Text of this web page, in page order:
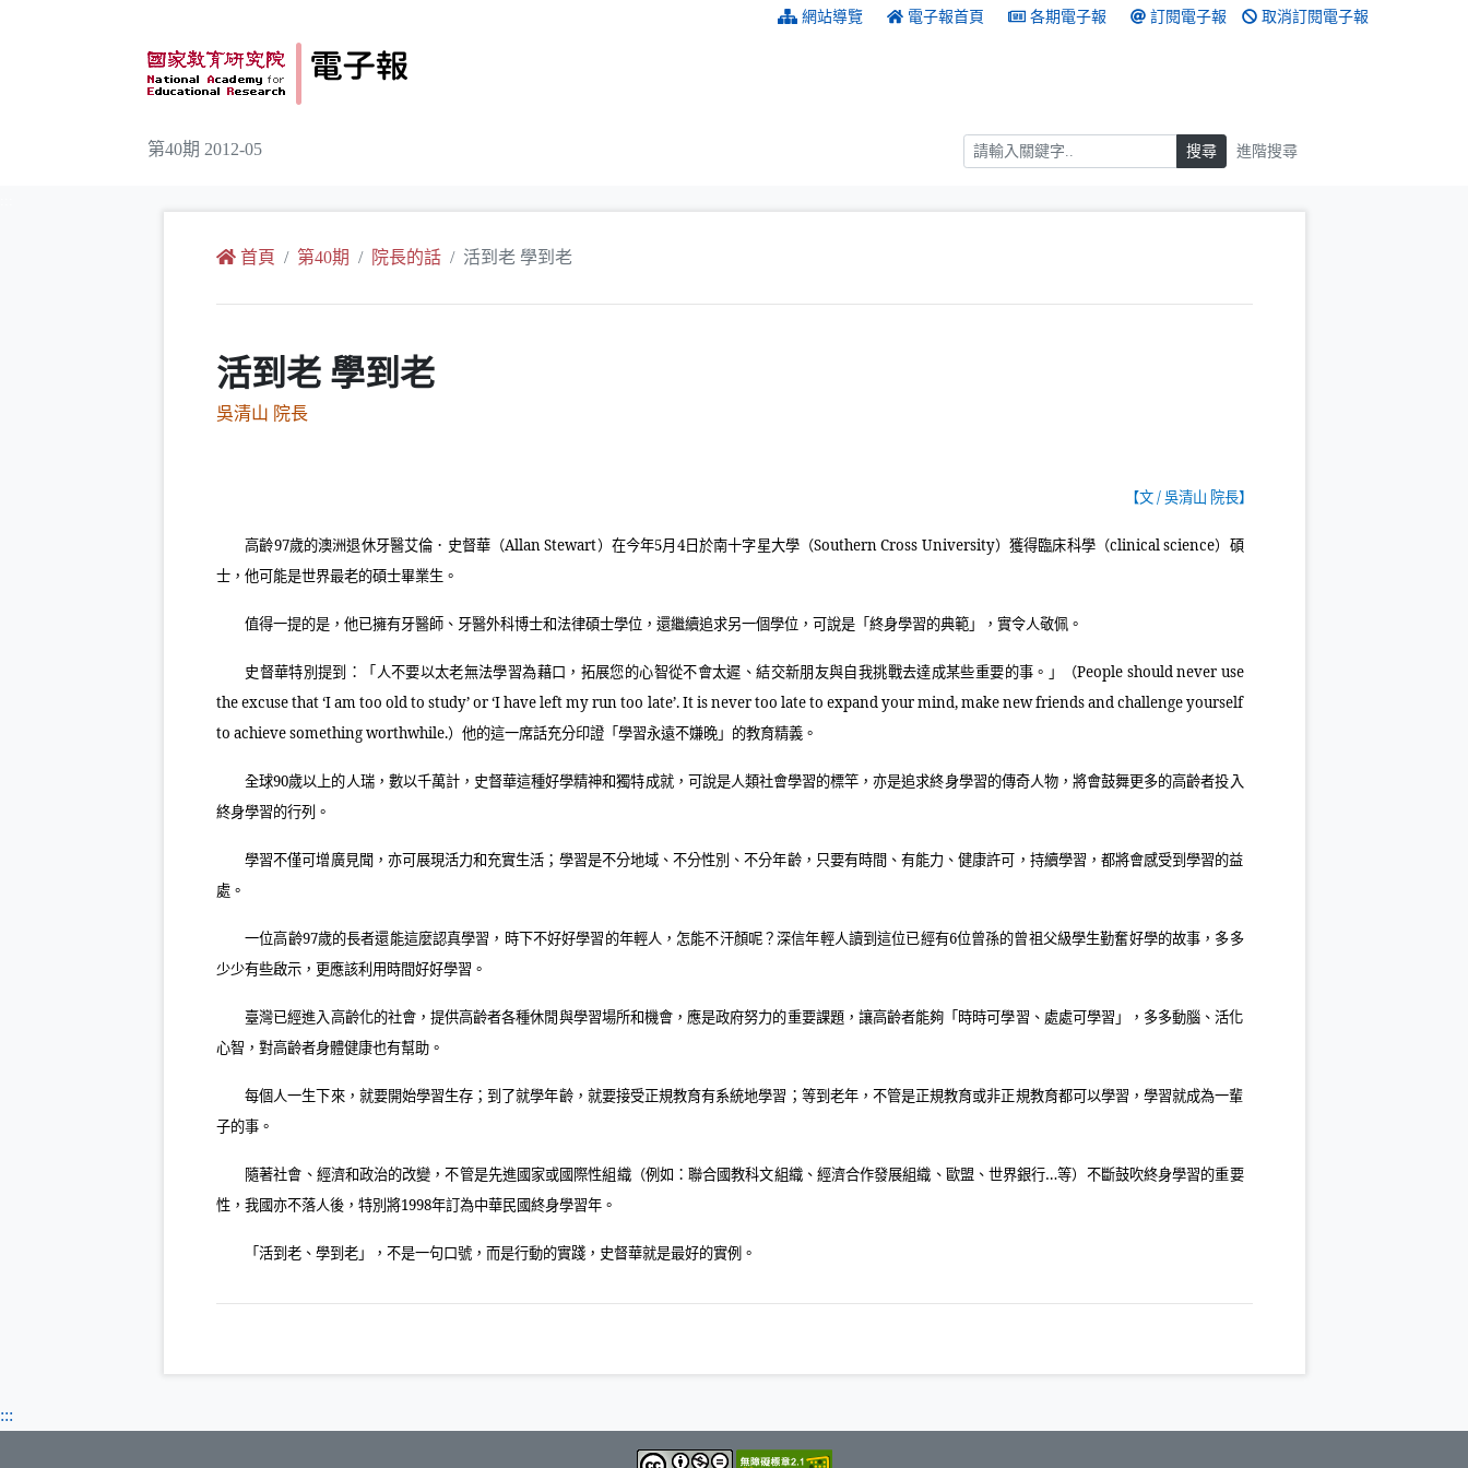
網站導覽 電子報首頁 各期電子報 訂閱電子報 取消訂閱電子報
第40期 2012-05 搜尋 搜尋 進階搜尋
首頁 第40期 院長的話 活到老 學到老
活到老 學到老
吳清山 院長
【文/吳清山 院長】
高齡97歲的澳洲退休牙醫艾倫．史督華（Allan Stewart）在今年5月4日於南十字星大學（Southern Cross University）獲得臨床科學（clinical science）碩
士，他可能是世界最老的碩士畢業生。
值得一提的是，他已擁有牙醫師、牙醫外科博士和法律碩士學位，還繼續追求另一個學位，可說是「終身學習的典範」，實令人敬佩。
史督華特別提到：「人不要以太老無法學習為藉口，拓展您的心智從不會太遲、結交新朋友與自我挑戰去達成某些重要的事。」（People should never use
the excuse that ‘I am too old to study’ or ‘I have left my run too late’. It is never too late to expand your mind, make new friends and challenge yourself
to achieve something worthwhile.）他的這一席話充分印證「學習永遠不嫌晚」的教育精義。
全球90歲以上的人瑞，數以千萬計，史督華這種好學精神和獨特成就，可說是人類社會學習的標竿，亦是追求終身學習的傳奇人物，將會鼓舞更多的高齡者投入
終身學習的行列。
學習不僅可增廣見聞，亦可展現活力和充實生活；學習是不分地域、不分性別、不分年齡，只要有時間、有能力、健康許可，持續學習，都將會感受到學習的益
處。
一位高齡97歲的長者還能這麼認真學習，時下不好好學習的年輕人，怎能不汗顏呢？深信年輕人讀到這位已經有6位曾孫的曾祖父級學生勤奮好學的故事，多多
少少有些啟示，更應該利用時間好好學習。
臺灣已經進入高齡化的社會，提供高齡者各種休閒與學習場所和機會，應是政府努力的重要課題，讓高齡者能夠「時時可學習、處處可學習」，多多動腦、活化
心智，對高齡者身體健康也有幫助。
每個人一生下來，就要開始學習生存；到了就學年齡，就要接受正規教育有系統地學習；等到老年，不管是正規教育或非正規教育都可以學習，學習就成為一輩
子的事。
隨著社會、經濟和政治的改變，不管是先進國家或國際性組織（例如：聯合國教科文組織、經濟合作發展組織、歐盟、世界銀行…等）不斷鼓吹終身學習的重要
性，我國亦不落人後，特別將1998年訂為中華民國終身學習年。
「活到老、學到老」，不是一句口號，而是行動的實踐，史督華就是最好的實例。
:::